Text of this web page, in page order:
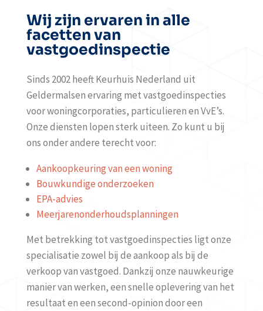
Wij zijn ervaren in alle
facetten van
vastgoedinspectie
Sinds 2002 heeft Keurhuis Nederland uit
Geldermalsen ervaring met vastgoedinspecties
voor woningcorporaties, particulieren en VvE’s.
Onze diensten lopen sterk uiteen. Zo kunt u bij
ons onder andere terecht voor:
Aankoopkeuring van een woning
Bouwkundige onderzoeken
EPA-advies
Meerjarenonderhoudsplanningen
Met betrekking tot vastgoedinspecties ligt onze
specialisatie zowel bij de aankoop als bij de
verkoop van vastgoed. Dankzij onze nauwkeurige
manier van werken, een snelle oplevering van het
resultaat en een second-opinion door een